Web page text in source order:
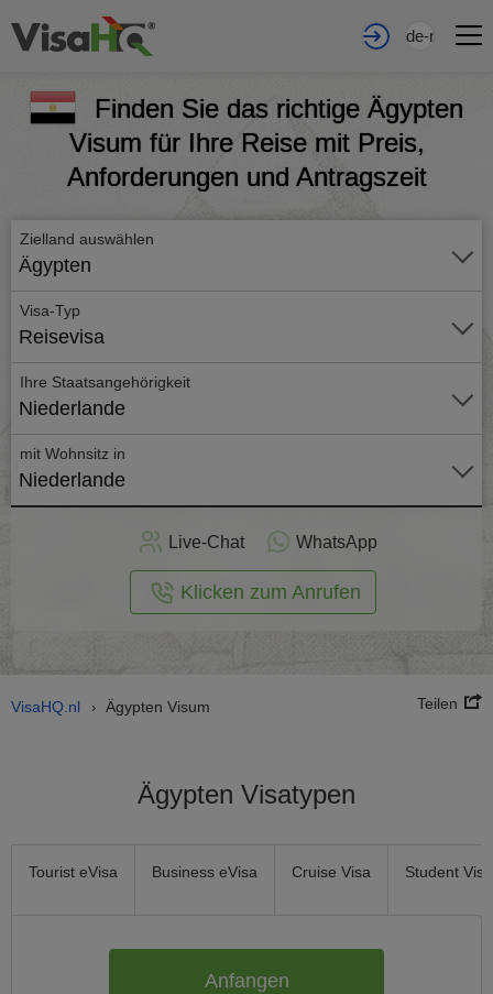
de-nl
Finden Sie das richtige Ägypten
Visum für Ihre Reise mit Preis,
Anforderungen und Antragszeit
Zielland auswählen
Ägypten
Visa-Typ
Reisevisa
Ihre Staatsangehörigkeit
Niederlande
mit Wohnsitz in
Niederlande
Live-Chat WhatsApp
Klicken zum Anrufen
VisaHQ.nl › Ägypten Visum Teilen
Ägypten Visatypen
Tourist eVisa Business eVisa Cruise Visa Student Visa
Anfangen